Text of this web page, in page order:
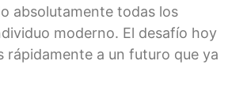
absolutamente todas los
moderno. El desafío hoy
rápidamente a un futuro que ya